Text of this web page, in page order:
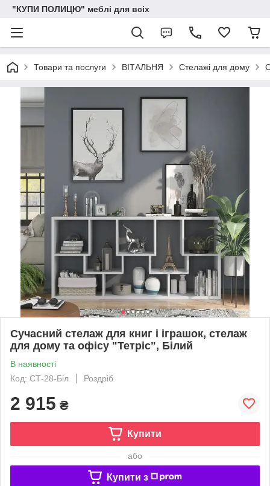
"КУПИ ПОЛИЦЮ" меблі для всіх
Товари та послуги ВІТАЛЬНЯ Стелажі для дому
Сучасний стелаж для книг і іграшок, стелаж
для дому та офісу "Тетріс", Білий
В наявності
Код: СТ-28-Біл
Роздріб
2 915 ₴
Купити
або
Купити з